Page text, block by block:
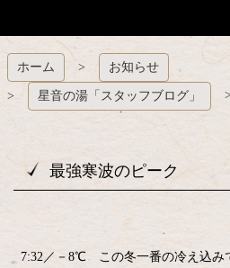
ホーム お知らせ
星音の湯「スタッフブログ」
最強寒波のピーク
7:32／－8℃ この冬一番の冷え込み